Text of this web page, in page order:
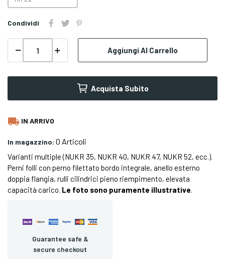
Condividi
Aggiungi Al Carrello
Acquista Subito
local_shipping IN ARRIVO
In magazzino: 0 Articoli
Varianti multiple (NUKR 35, NUKR 40, NUKR 47, NUKR 52, ecc.).
Perni folli con perno filettato bordo integrale, anello esterno
doppia flangia, rulli cilindrici pieno riempimento, elevata
capacità carico. Le foto sono puramente illustrative.
Guarantee safe &
secure checkout